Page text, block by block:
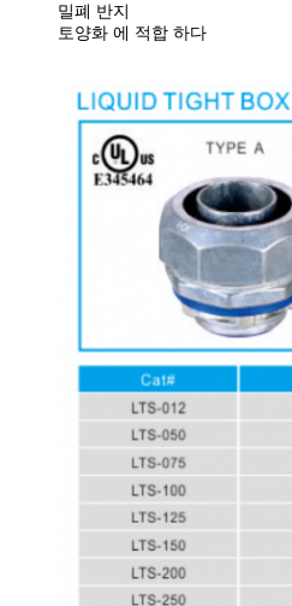
밀폐 반지
토양화 에 적합 하다